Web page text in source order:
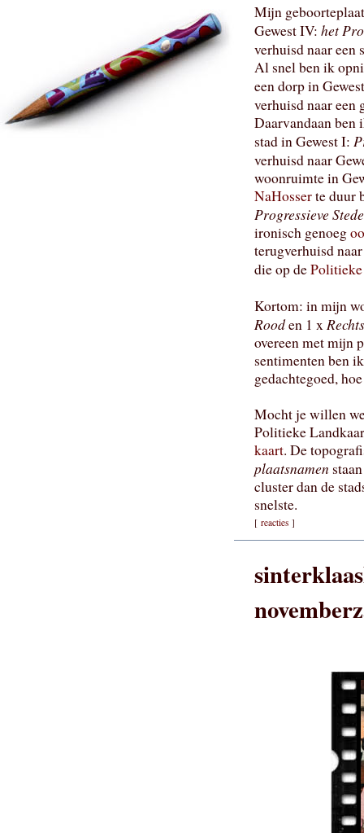
Mijn
Gewest IV: het
verhuisd naar een
Al snel ben ik
een dorp in
verhuisd naar
Daarvandaan ben
stad in Gewest I:
verhuisd naar
woonruimte in
NaHosserte duur
Progressieve
ironisch genoeg
terugverhuisd
die op de
Kortom: in mijn
Rooden 1 xRechts
overeen met mijn
sentimenten ben
gedachtegoed,
Mocht je willen
Politieke
kaart. De
plaatsnamen
cluster dan de
snelste.
[ reacties ]